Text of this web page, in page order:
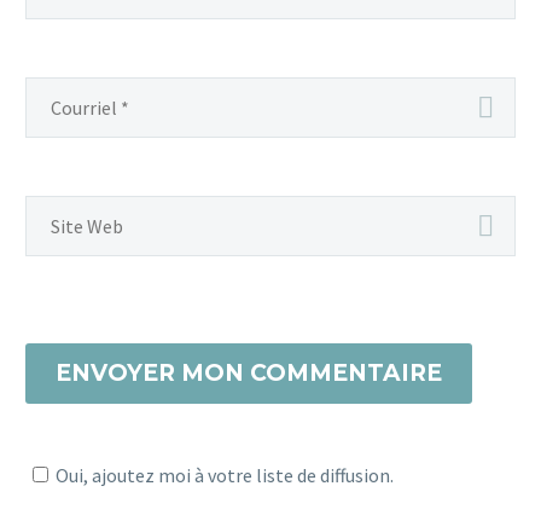
ENVOYER MON COMMENTAIRE
Oui, ajoutez moi à votre liste de diffusion.